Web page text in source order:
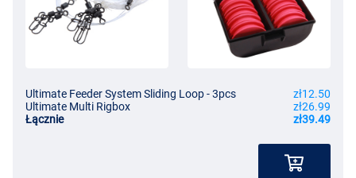
Ultimate Feeder System Sliding Loop - 3pcs
zł12.50
Ultimate Multi Rigbox
zł26.99
Łącznie
zł39.49